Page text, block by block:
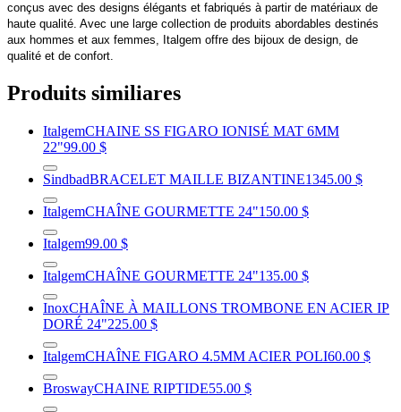
conçus avec des designs élégants et fabriqués à partir de matériaux de
haute qualité. Avec une large collection de produits abordables destinés
aux hommes et aux femmes, Italgem offre des bijoux de design, de
qualité et de confort.
Produits similiares
ItalgemCHAINE SS FIGARO IONISÉ MAT 6MM
22"99.00 $
SindbadBRACELET MAILLE BIZANTINE1345.00 $
ItalgemCHAÎNE GOURMETTE 24"150.00 $
Italgem99.00 $
ItalgemCHAÎNE GOURMETTE 24"135.00 $
InoxCHAÎNE À MAILLONS TROMBONE EN ACIER IP
DORÉ 24"225.00 $
ItalgemCHAÎNE FIGARO 4.5MM ACIER POLI60.00 $
BroswayCHAINE RIPTIDE55.00 $